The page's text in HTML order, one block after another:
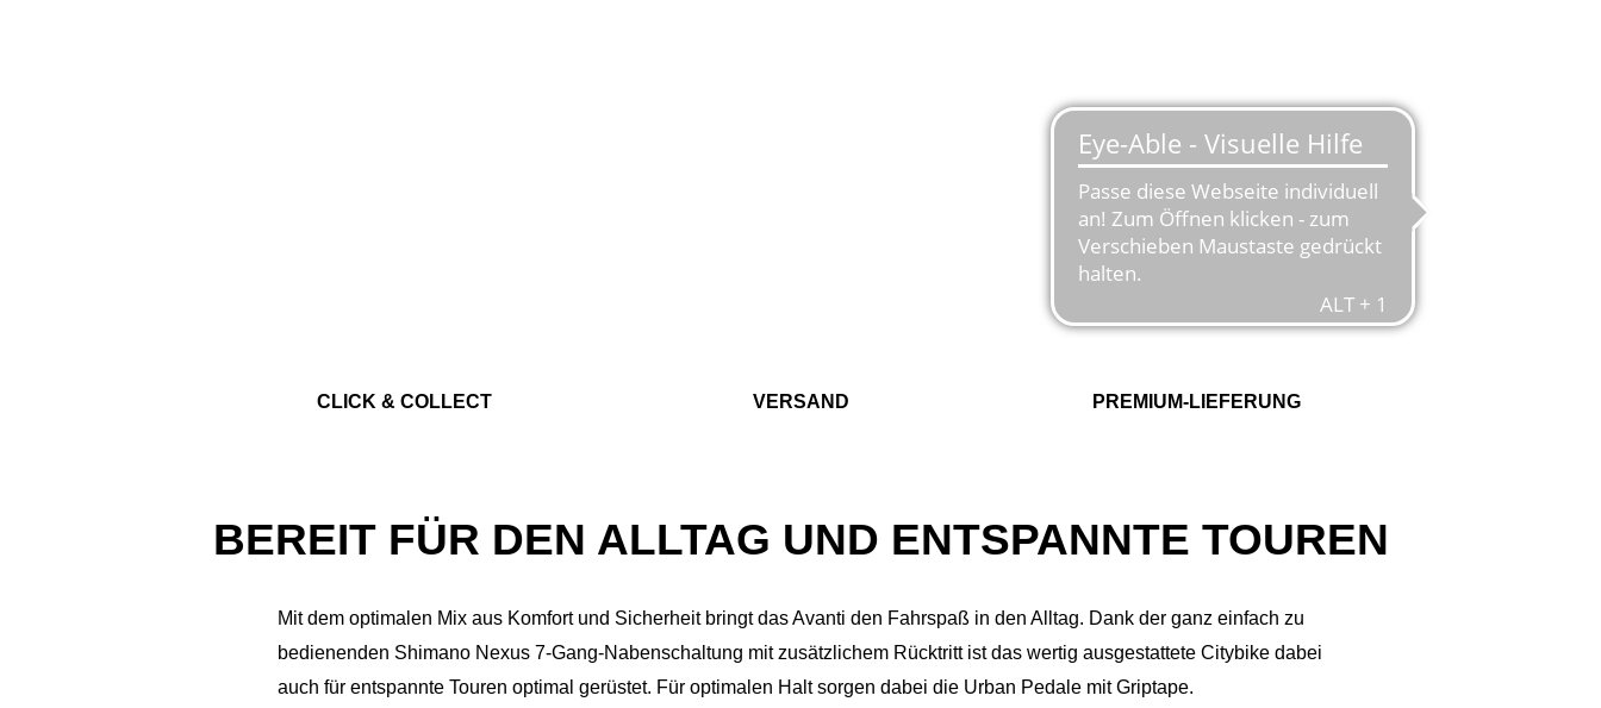
CLICK & COLLECT VERSAND PREMIUM-LIEFERUNG
BEREIT FÜR DEN ALLTAG UND ENTSPANNTE TOUREN
Mit dem optimalen Mix aus Komfort und Sicherheit bringt das Avanti den Fahrspaß in den Alltag. Dank der ganz einfach zu
bedienenden Shimano Nexus 7-Gang-Nabenschaltung mit zusätzlichem Rücktritt ist das wertig ausgestattete Citybike dabei
auch für entspannte Touren optimal gerüstet. Für optimalen Halt sorgen dabei die Urban Pedale mit Griptape.